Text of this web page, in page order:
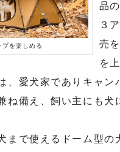
を楽しめる
品
３
売
を
愛犬家でありキャン
ね備え、飼い主にも
で使えるドーム型の